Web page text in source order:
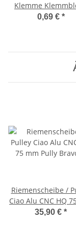
Klemme
Niete Befestigung
0,69 € *
Riemenscheibe /
Ciao Alu CNC HQ
Pully Bravo, SI,
35,90 € *